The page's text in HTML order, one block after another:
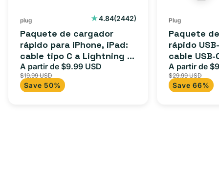
a
Lightning
(1
m)
+
adaptador
plug 4.84(2442)
2442
Paquete de cargador
rápido para iPhone, iPad:
cable tipo C a Lightning (1
m) + adaptador tipo C
Precio
de
oferta
A partir de $9.99 USD
$19.99 USD
Save 50%
USB-
C
a
USB-
C
Plug
Paquete
rápido
cable USB-
adaptador
para
iPad y más.
Precio
de
oferta
A partir de
$29.99 USD
Save 66%